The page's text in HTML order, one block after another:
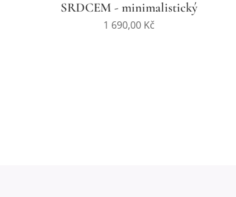
SRDCEM - minimalistický
1 690,00Kč